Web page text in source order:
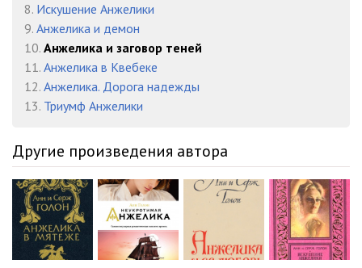
8. Искушение Анжелики
9. Анжелика и демон
10. Анжелика и заговор теней
11. Анжелика в Квебеке
12. Анжелика. Дорога надежды
13. Триумф Анжелики
Другие произведения автора